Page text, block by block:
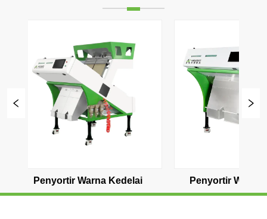
Kapulaga Penyortir Warna Biji Kakao